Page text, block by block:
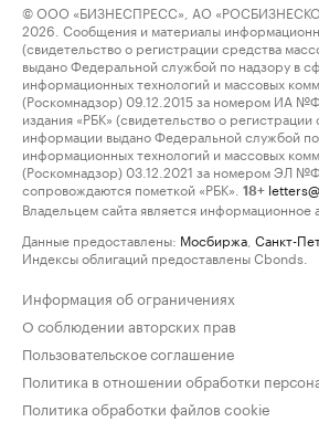
© ООО «БИЗНЕСПРЕСС», АО
2026. Сообщения и материалы
(свидетельство о регистрации средства
выдано Федеральной службой по надзору в
информационных технологий и массовых
(Роскомнадзор) 09.12.2015 за номером ИА
издания «РБК» (свидетельство о
информации выдано Федеральной службой
информационных технологий и массовых
(Роскомнадзор) 03.12.2021 за номером ЭЛ
сопровождаются пометкой «РБК».
18+
Владельцем сайта является информационное
Данные предоставлены: Мосбиржа Санкт-
Индексы облигаций предоставлены Cbonds.
Информация об ограничениях
О соблюдении авторских прав
Пользовательское соглашение
Политика в отношении обработки
Политика обработки файлов cookie